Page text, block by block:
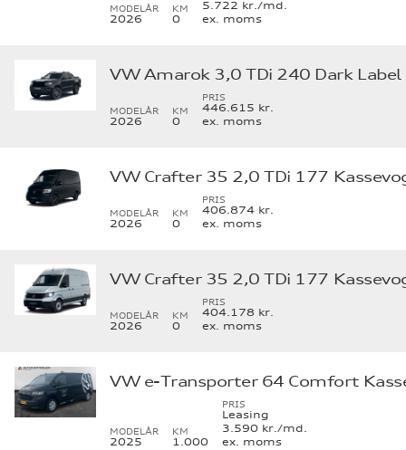
MODELÅR
2026
KM
0
5.722 kr./md.
ex. moms
VW Amarok 3,0 TDi 240 Dark
MODELÅR
2026
KM
0
PRIS
446.615 kr.
ex. moms
VW Crafter 35 2,0 TDi 177
MODELÅR
2026
KM
0
PRIS
406.874 kr.
ex. moms
VW Crafter 35 2,0 TDi 177
MODELÅR
2026
KM
0
PRIS
404.178 kr.
ex. moms
VW e-Transporter 64 Comfort
MODELÅR
2025
KM
1.000
PRIS
Leasing
3.590 kr./md.
ex. moms